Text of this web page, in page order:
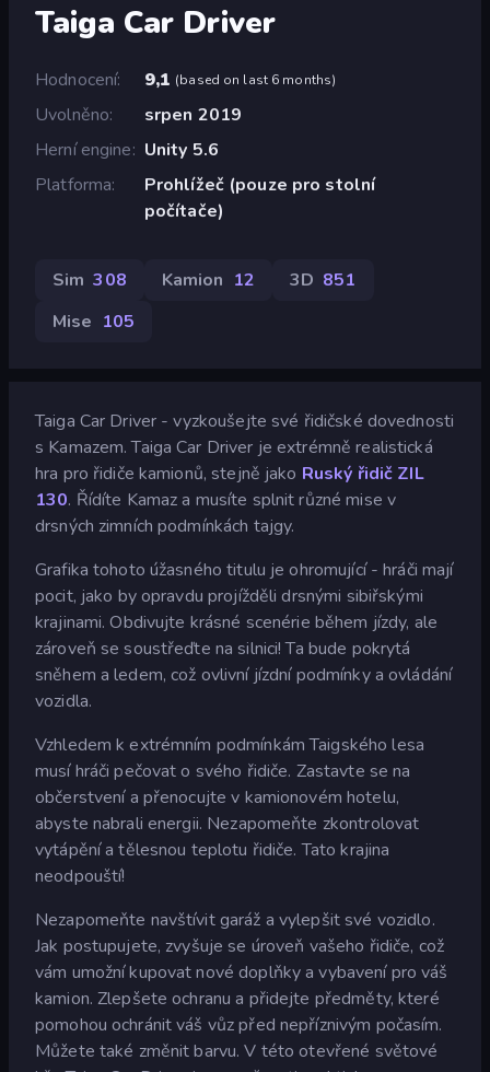
Taiga Car Driver
Hodnocení 9,1 (based on last 6 months)
Uvolněno
srpen 2019
Herní engine
Unity 5.6
Platforma
Prohlížeč (pouze pro stolní
počítače)
Sim 308 Kamion 12 3D 851
Mise 105
Taiga Car Driver - vyzkoušejte své řidičské dovednosti
s Kamazem. Taiga Car Driver je extrémně realistická
hra pro řidiče kamionů, stejně jako Ruský řidič ZIL
130. Řídíte Kamaz a musíte splnit různé mise v
drsných zimních podmínkách tajgy.
Grafika tohoto úžasného titulu je ohromující - hráči mají
pocit, jako by opravdu projížděli drsnými sibiřskými
krajinami. Obdivujte krásné scenérie během jízdy, ale
zároveň se soustřeďte na silnici! Ta bude pokrytá
sněhem a ledem, což ovlivní jízdní podmínky a ovládání
vozidla.
Vzhledem k extrémním podmínkám Taigského lesa
musí hráči pečovat o svého řidiče. Zastavte se na
občerstvení a přenocujte v kamionovém hotelu,
abyste nabrali energii. Nezapomeňte zkontrolovat
vytápění a tělesnou teplotu řidiče. Tato krajina
neodpouští!
Nezapomeňte navštívit garáž a vylepšit své vozidlo.
Jak postupujete, zvyšuje se úroveň vašeho řidiče, což
vám umožní kupovat nové doplňky a vybavení pro váš
kamion. Zlepšete ochranu a přidejte předměty, které
pomohou ochránit váš vůz před nepříznivým počasím.
Můžete také změnit barvu. V této otevřené světové